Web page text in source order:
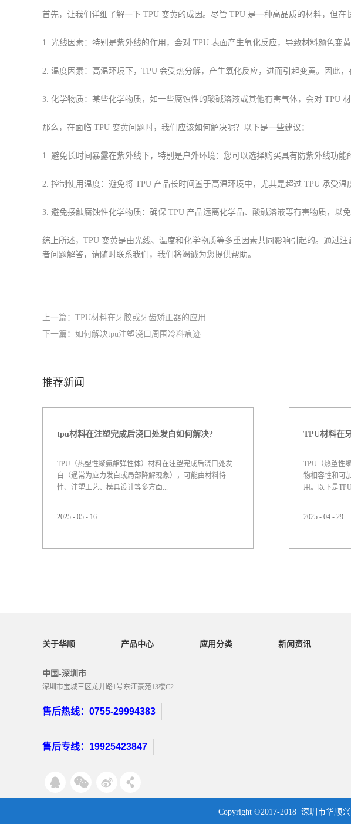
首先，让我们详细了解一下 TPU 变黄的成因。尽管 TPU 是一种高品质的材料，但
1. 光线因素：特别是紫外线的作用，会对 TPU 表面产生氧化反应，导致材料颜色变
2. 温度因素：高温环境下，TPU 会受热分解，产生氧化反应，进而引起变黄。因此
3. 化学物质：某些化学物质，如一些腐蚀性的酸碱溶液或其他有害气体，会对 TPU
那么，在面临 TPU 变黄问题时，我们应该如何解决呢？以下是一些建议：
1. 避免长时间暴露在紫外线下，特别是户外环境：您可以选择购买具有防紫外线功
2. 控制使用温度：避免将 TPU 产品长时间置于高温环境中，尤其是超过 TPU 承受
3. 避免接触腐蚀性化学物质：确保 TPU 产品远离化学品、酸碱溶液等有害物质，以免
综上所述，TPU 变黄是由光线、温度和化学物质等多重因素共同影响引起的。通过
者问题解答，请随时联系我们，我们将竭诚为您提供帮助。
上一篇： TPU材料在牙胶或牙齿矫正器的应用
下一篇： 如何解决tpu注塑浇口周围冷料痕迹
推荐新闻
tpu材料在注塑完成后浇口处发白如何解决?
TPU（热塑性聚氨酯弹性体）材料在注塑完成后浇口处发
白（通常为应力发白或局部降解现象），可能由材料特
性、注塑工艺、模具设计等多方面...
变），导致熔体通过时剪切速率过高，产生局部应力。保
2025 - 05 - 16
TPU材料在
TPU（热塑性
物相容性和可
用。以下是
合婴儿啃咬。
2025 - 04 - 29
关于华顺 产品中心 应用分类 新闻资讯
中国-深圳市
深圳市宝城三区龙井路1号东江豪苑13楼C2
售后热线：0755-29994383
售后专线：19925423847
Copyright ©2017-2018 深圳市华顺